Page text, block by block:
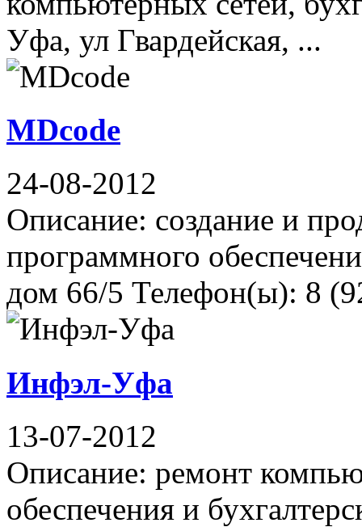
Уфа, ул Гвардейская, ...
MDcode
24-08-2012
Описание: создание и
программного
дом 66/5 Телефон(ы): 8
Инфэл-Уфа
13-07-2012
Описание: ремонт
обеспечения и